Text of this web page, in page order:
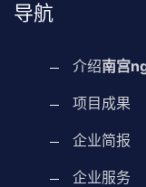
导航
介绍南宫
项目成果
企业简报
企业服务